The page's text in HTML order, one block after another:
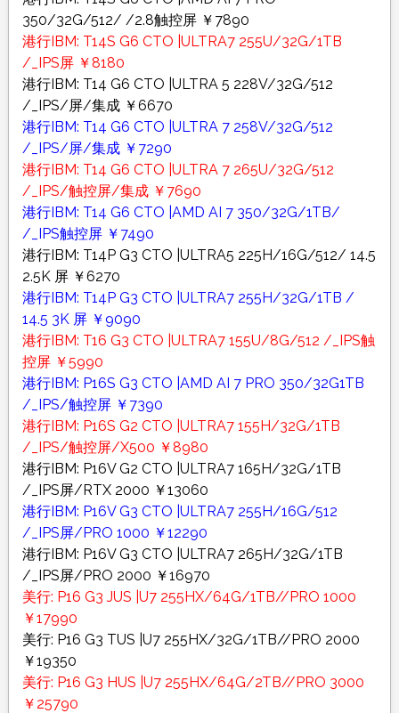
350/32G/512/ /2.8触控屏 ￥7890
港行IBM: T14S G6 CTO |ULTRA7 255U/32G/1TB
/_IPS屏 ￥8180
港行IBM: T14 G6 CTO |ULTRA 5 228V/32G/512
/_IPS/屏/集成 ￥6670
港行IBM: T14 G6 CTO |ULTRA 7 258V/32G/512
/_IPS/屏/集成 ￥7290
港行IBM: T14 G6 CTO |ULTRA 7 265U/32G/512
/_IPS/触控屏/集成 ￥7690
港行IBM: T14 G6 CTO |AMD AI 7 350/32G/1TB/
/_IPS触控屏 ￥7490
港行IBM: T14P G3 CTO |ULTRA5 225H/16G/512/ 14.5
2.5K 屏 ￥6270
港行IBM: T14P G3 CTO |ULTRA7 255H/32G/1TB /
14.5 3K 屏 ￥9090
港行IBM: T16 G3 CTO |ULTRA7 155U/8G/512 /_IPS触
控屏 ￥5990
港行IBM: P16S G3 CTO |AMD AI 7 PRO 350/32G1TB
/_IPS/触控屏 ￥7390
港行IBM: P16S G2 CTO |ULTRA7 155H/32G/1TB
/_IPS/触控屏/X500 ￥8980
港行IBM: P16V G2 CTO |ULTRA7 165H/32G/1TB
/_IPS屏/RTX 2000 ￥13060
港行IBM: P16V G3 CTO |ULTRA7 255H/16G/512
/_IPS屏/PRO 1000 ￥12290
港行IBM: P16V G3 CTO |ULTRA7 265H/32G/1TB
/_IPS屏/PRO 2000 ￥16970
美行: P16 G3 JUS |U7 255HX/64G/1TB//PRO 1000
￥17990
美行: P16 G3 TUS |U7 255HX/32G/1TB//PRO 2000
￥19350
美行: P16 G3 HUS |U7 255HX/64G/2TB//PRO 3000
￥25790